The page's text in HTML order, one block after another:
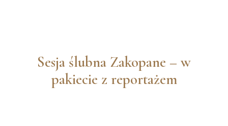
Sesja ślubna Zakopane – w
pakiecie z reportażem